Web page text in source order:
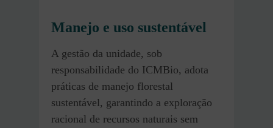
Manejo e uso sustentável
A gestão da unidade, sob
responsabilidade do ICMBio, adota
práticas de manejo florestal
sustentável, garantindo a exploração
racional de recursos naturais sem